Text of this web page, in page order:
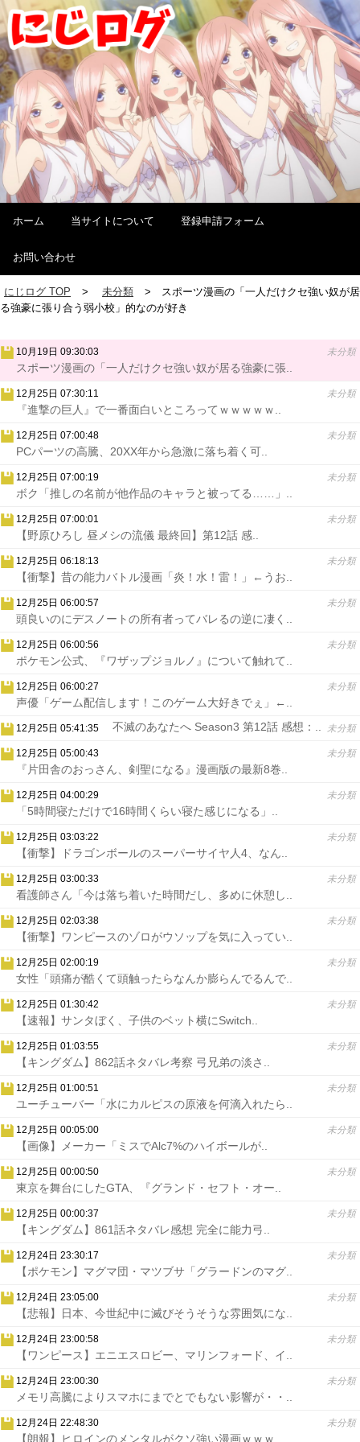
ホーム 当サイトについて 登録申請フォーム
お問い合わせ
にじログ TOP 未分類
スポーツ漫画の「一人だけクセ強い奴が居
る強豪に張り合う弱小校」的なのが好き
10月19日 09:30:03 未分類
スポーツ漫画の「一人だけクセ強い奴が居る強豪に張..
12月25日 07:30:11 未分類
『進撃の巨人』で一番面白いところってｗｗｗｗｗ..
12月25日 07:00:48 未分類
PCパーツの高騰、20XX年から急激に落ち着く可..
12月25日 07:00:19 未分類
ボク「推しの名前が他作品のキャラと被ってる……」..
12月25日 07:00:01 未分類
【野原ひろし 昼メシの流儀 最終回】第12話 感..
12月25日 06:18:13 未分類
【衝撃】昔の能力バトル漫画「炎！水！雷！」←うお..
12月25日 06:00:57 未分類
頭良いのにデスノートの所有者ってバレるの逆に凄く..
12月25日 06:00:56 未分類
ポケモン公式、『ワザップジョルノ』について触れて..
12月25日 06:00:27 未分類
声優「ゲーム配信します！このゲーム大好きでぇ」←..
12月25日 05:41:35 未分類
不滅のあなたへ Season3 第12話 感想：..
12月25日 05:00:43 未分類
『片田舎のおっさん、剣聖になる』漫画版の最新8巻..
12月25日 04:00:29 未分類
「5時間寝ただけで16時間くらい寝た感じになる」..
12月25日 03:03:22 未分類
【衝撃】ドラゴンボールのスーパーサイヤ人4、なん..
12月25日 03:00:33 未分類
看護師さん「今は落ち着いた時間だし、多めに休憩し..
12月25日 02:03:38 未分類
【衝撃】ワンピースのゾロがウソップを気に入ってい..
12月25日 02:00:19 未分類
女性「頭痛が酷くて頭触ったらなんか膨らんでるんで..
12月25日 01:30:42 未分類
【速報】サンタぼく、子供のベット横にSwitch..
12月25日 01:03:55 未分類
【キングダム】862話ネタバレ考察 弓兄弟の淡さ..
12月25日 01:00:51 未分類
ユーチューバー「水にカルピスの原液を何滴入れたら..
12月25日 00:05:00 未分類
【画像】メーカー「ミスでAlc7%のハイボールが..
12月25日 00:00:50 未分類
東京を舞台にしたGTA、『グランド・セフト・オー..
12月25日 00:00:37 未分類
【キングダム】861話ネタバレ感想 完全に能力弓..
12月24日 23:30:17 未分類
【ポケモン】マグマ団・マツブサ「グラードンのマグ..
12月24日 23:05:00 未分類
【悲報】日本、今世紀中に滅びそうそうな雰囲気にな..
12月24日 23:00:58 未分類
【ワンピース】エニエスロビー、マリンフォード、イ..
12月24日 23:00:30 未分類
メモリ高騰によりスマホにまでとでもない影響が・・..
12月24日 22:48:30 未分類
【朗報】ヒロインのメンタルがクソ強い漫画ｗｗｗ..